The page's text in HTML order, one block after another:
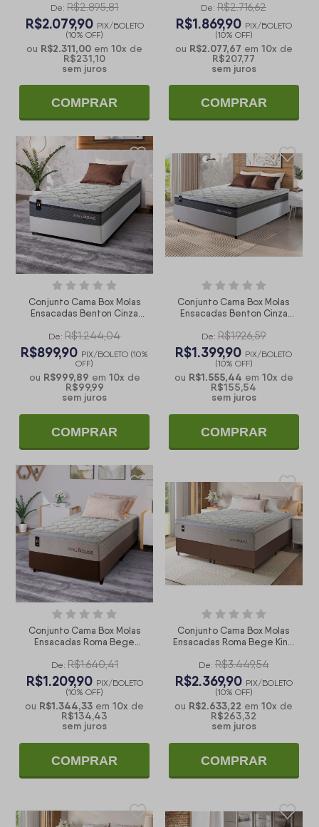
De: R$2.895,81
R$2.079,90 PIX/BOLETO
(10% OFF)
ou R$2.311,00 em10x de
R$231,10
sem juros
COMPRAR
De: R$2.716,62
R$1.869,90 PIX/BOLETO
(10% OFF)
ou R$2.077,67 em 10x de
R$207,77
sem juros
COMPRAR
Conjunto Cama Box Molas
Ensacadas Benton Cinza
De: R$1.244,04
R$899,90 PIX/BOLETO (10%
OFF)
ou R$999,89 em 10x de
R$99,99
sem juros
COMPRAR
Conjunto Cama Box Molas
Ensacadas Benton Cinza
De: R$1.926,59
R$1.399,90 PIX/BOLETO
(10% OFF)
ou R$1.555,44 em 10x de
R$155,54
sem juros
COMPRAR
Conjunto Cama Box Molas
Ensacadas Roma Bege
De: R$1.640,41
R$1.209,90 PIX/BOLETO
(10% OFF)
ou R$1.344,33 em10x de
R$134,43
sem juros
COMPRAR
Conjunto Cama Box Molas
Ensacadas Roma Bege King
De: R$3.449,54
R$2.369,90 PIX/BOLETO
(10% OFF)
ou R$2.633,22 em10x de
R$263,32
sem juros
COMPRAR